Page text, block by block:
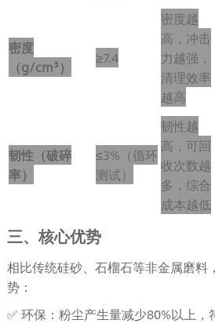
密度
（g/cm³）
≥7.4
密度越
高，冲击
力越强，
清理效率
越高
韧性（破碎
率）
≤3%（循环
测试）
韧性越
高，可回
收次数越
多，综合
成本越低
三、核心优势
相比传统硅砂、石榴石等非金属磨料
势：
✅ 环保：粉尘产生量减少80%以上，